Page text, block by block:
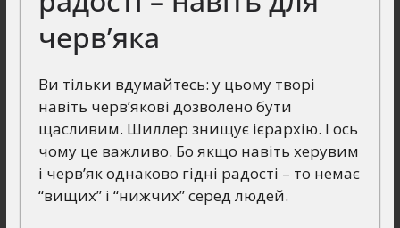
черв’яка
Ви тільки вдумайтесь: у цьому творі
навіть черв’якові дозволено бути
щасливим. Шиллер знищує ієрархію. І ось
чому це важливо. Бо якщо навіть херувим
і черв’як однаково гідні радості – то немає
“вищих” і “нижчих” серед людей.